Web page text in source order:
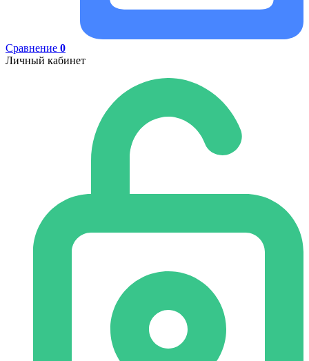
Сравнение 0
Личный кабинет